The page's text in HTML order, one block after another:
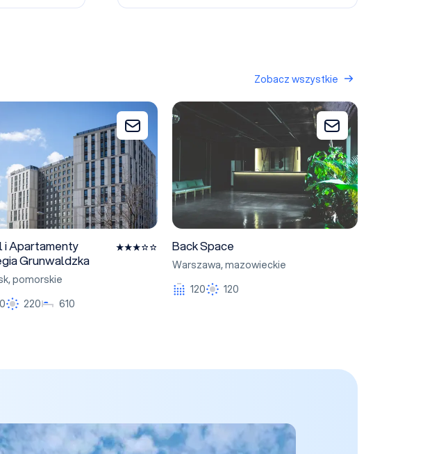
Zobacz wszystkie
i Apartamenty Collegia Grunwaldzka
Dodaj do zapytania
i Apartamenty
Grunwaldzka
,pomorskie
220 610
Back Space
Dodaj do
Back Space
Warszawa,mazowieckie
120
120